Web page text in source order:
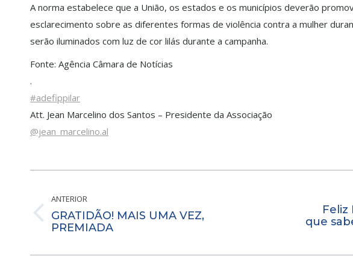
A norma estabelece que a União, os estados e os municípios deverão
esclarecimento sobre as diferentes formas de violência contra a mulher
serão iluminados com luz de cor lilás durante a campanha.
Fonte: Agência Câmara de Notícias
.
#adefippilar
Att. Jean Marcelino dos Santos – Presidente da Associação
@jean_marcelino.al
post:
ANTERIOR
Post
GRATIDÃO! MAIS UMA VEZ,
PREMIADA
Próximo
Feliz
que